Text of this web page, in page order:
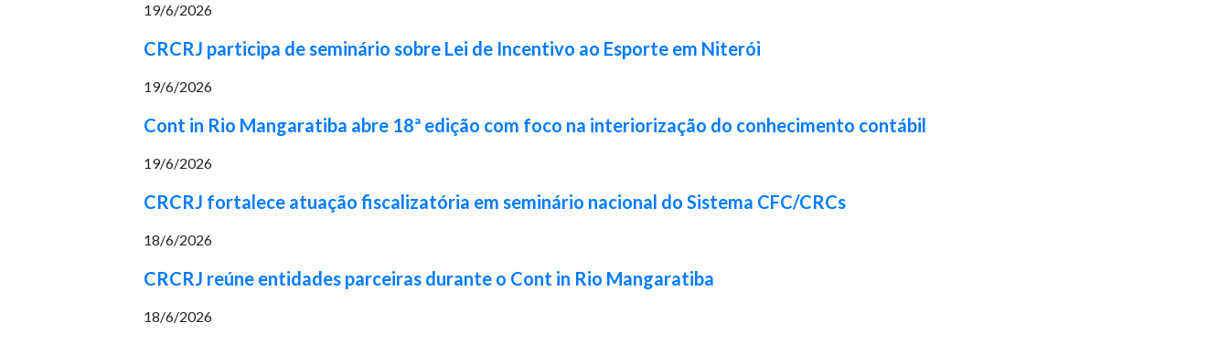
19/6/2026
CRCRJ participa de seminário sobre Lei de Incentivo ao Esporte em Niterói
19/6/2026
Cont in Rio Mangaratiba abre 18ª edição com foco na interiorização do conhecimento contábil
19/6/2026
CRCRJ fortalece atuação fiscalizatória em seminário nacional do Sistema CFC/CRCs
18/6/2026
CRCRJ reúne entidades parceiras durante o Cont in Rio Mangaratiba
18/6/2026